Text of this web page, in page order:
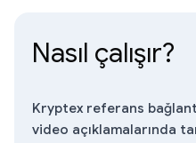
Nasıl çalışır?
Kryptex referans
video açıklamalarında